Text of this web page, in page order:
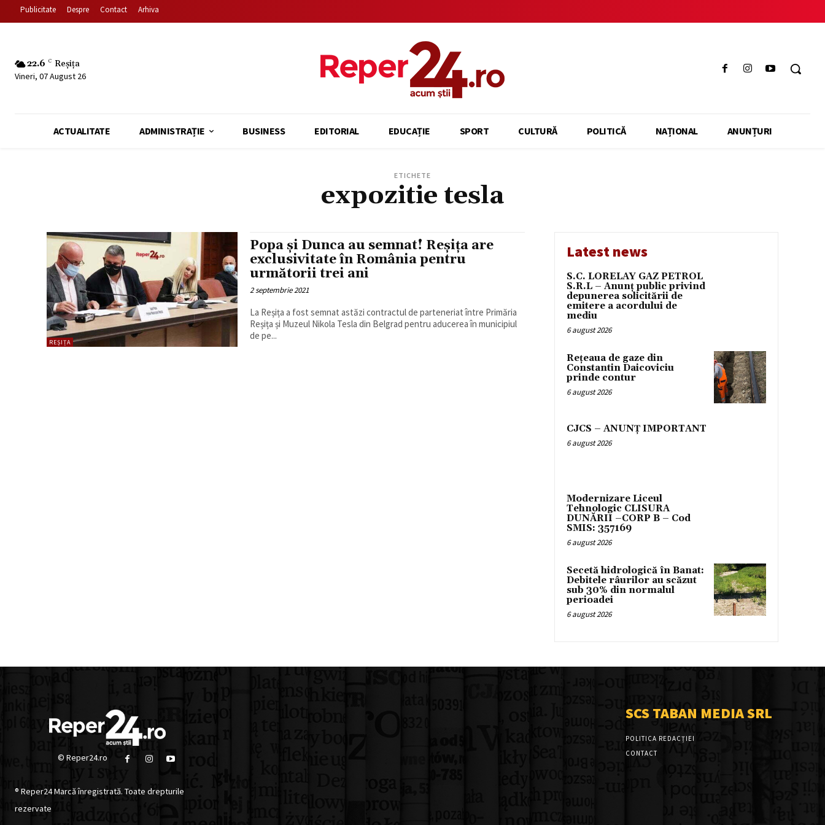
Publicitate Despre Contact Arhiva
22.6 C Reșița
Vineri, 07 August 26
ACTUALITATE ADMINISTRAȚIE BUSINESS EDITORIAL EDUCAȚIE SPORT CULTURĂ POLITICĂ NAȚIONAL ANUNȚURI
ETICHETE
expozitie tesla
REȘIȚA
Popa și Dunca au semnat! Reșița are
exclusivitate în România pentru
următorii trei ani
2 septembrie 2021
La Reșița a fost semnat astăzi contractul de parteneriat între Primăria
Reșița și Muzeul Nikola Tesla din Belgrad pentru aducerea în municipiul
de pe...
Latest news
S.C. LORELAY GAZ PETROL
S.R.L – Anunț public privind
depunerea solicitării de
emitere a acordului de
mediu
6 august 2026
Rețeaua de gaze din
Constantin Daicoviciu
prinde contur
6 august 2026
CJCS – ANUNȚ IMPORTANT
6 august 2026
Modernizare Liceul
Tehnologic CLISURA
DUNĂRII –CORP B – Cod
SMIS: 357169
6 august 2026
Secetă hidrologică în Banat:
Debitele râurilor au scăzut
sub 30% din normalul
perioadei
6 august 2026
© Reper24.ro
® Reper24 Marcă înregistrată. Toate drepturile
rezervate
SCS TABAN MEDIA SRL
POLITICA REDACȚIEI
CONTACT